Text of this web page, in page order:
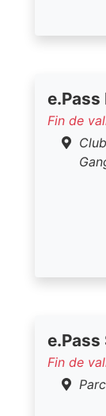
e.Pass
Fin de
Fin de